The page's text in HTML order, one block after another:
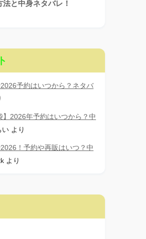
法と中身ネタバレ！
予約はいつから？ネタバ
】2026年予約はいつから？中
い より
！予約や再販はいつ？中
より